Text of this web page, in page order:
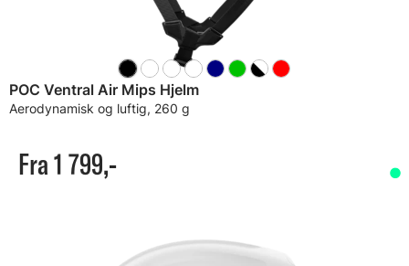
POC Ventral Air Mips Hjelm
Aerodynamisk og luftig, 260 g
Fra 1 799,-